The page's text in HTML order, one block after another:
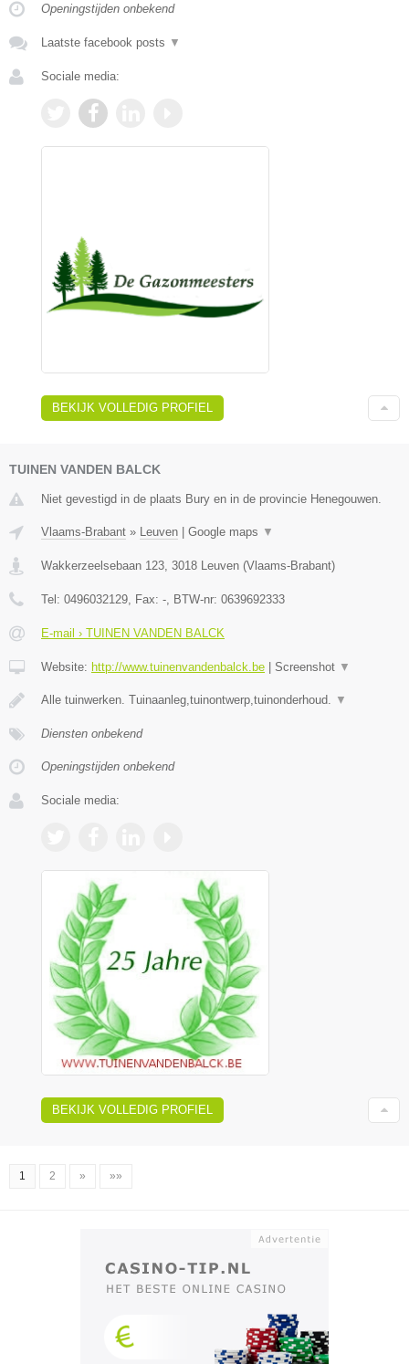
Openingstijden onbekend
Laatste facebook posts ▼
Sociale media:
BEKIJK VOLLEDIG PROFIEL
TUINEN VANDEN BALCK
Niet gevestigd in de plaats Bury en in de provincie Henegouwen.
Vlaams-Brabant » Leuven Google maps ▼
Wakkerzeelsebaan 123 3018 Leuven (Vlaams-Brabant)
Tel: 0496032129 , Fax: - , BTW-nr: 0639692333
E-mail › TUINEN VANDEN BALCK
Website: http://www.tuinenvandenbalck.be Screenshot ▼
Alle tuinwerken. Tuinaanleg,tuinontwerp,tuinonderhoud. ▼
Diensten onbekend
Openingstijden onbekend
Sociale media:
BEKIJK VOLLEDIG PROFIEL
1 2 » »»